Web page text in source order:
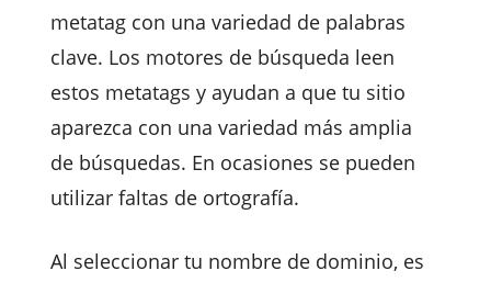
metatag con una variedad de palabras
clave. Los motores de búsqueda leen
estos metatags y ayudan a que tu sitio
aparezca con una variedad más amplia
de búsquedas. En ocasiones se pueden
utilizar faltas de ortografía.
Al seleccionar tu nombre de dominio, es